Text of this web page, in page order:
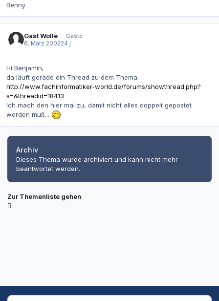
Benny
Gast Wolle
Gäste
6. März 200224 j
Hi Benjamin,
da läuft gerade ein Thread zu dem Thema:
http://www.fachinformatiker-world.de/forums/showthread.php?
s=&threadid=18413
Ich mach den hier mal zu, damit nicht alles doppelt gepostet
werden muß...
Archiv
Dieses Thema wurde archiviert und kann nicht mehr
beantwortet werden.
Zur Themenliste gehen